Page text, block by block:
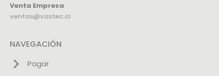
Venta Empresa
ventas@vaxtec.cl
NAVEGACIÓN
Pagar